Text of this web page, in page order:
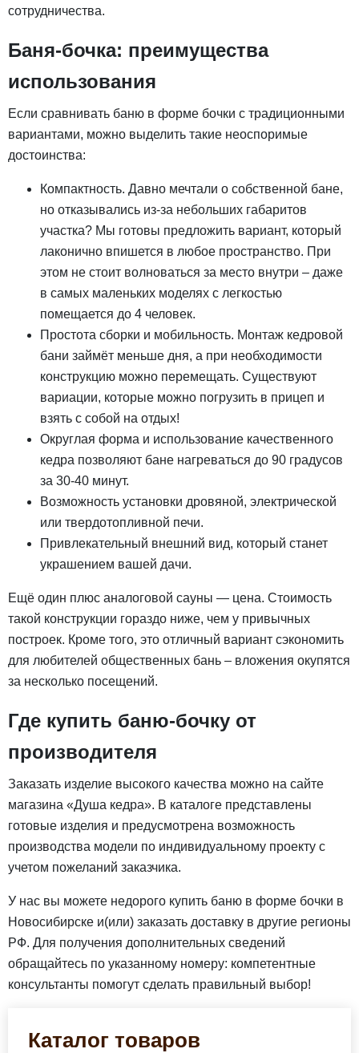
Каталог товаров
сотрудничества.
Баня-бочка: преимущества
использования
Если сравнивать баню в форме бочки с традиционными
вариантами, можно выделить такие неоспоримые
достоинства:
Компактность. Давно мечтали о собственной бане,
но отказывались из-за небольших габаритов
участка? Мы готовы предложить вариант, который
лаконично впишется в любое пространство. При
этом не стоит волноваться за место внутри – даже
в самых маленьких моделях с легкостью
помещается до 4 человек.
Простота сборки и мобильность. Монтаж кедровой
бани займёт меньше дня, а при необходимости
конструкцию можно перемещать. Существуют
вариации, которые можно погрузить в прицеп и
взять с собой на отдых!
Округлая форма и использование качественного
кедра позволяют бане нагреваться до 90 градусов
за 30-40 минут.
Возможность установки дровяной, электрической
или твердотопливной печи.
Привлекательный внешний вид, который станет
украшением вашей дачи.
Ещё один плюс аналоговой сауны — цена. Стоимость
такой конструкции гораздо ниже, чем у привычных
построек. Кроме того, это отличный вариант сэкономить
для любителей общественных бань – вложения окупятся
за несколько посещений.
Где купить баню-бочку от
производителя
Заказать изделие высокого качества можно на сайте
магазина «Душа кедра». В каталоге представлены
готовые изделия и предусмотрена возможность
производства модели по индивидуальному проекту с
учетом пожеланий заказчика.
У нас вы можете недорого купить баню в форме бочки в
Новосибирске и(или) заказать доставку в другие регионы
РФ. Для получения дополнительных сведений
обращайтесь по указанному номеру: компетентные
консультанты помогут сделать правильный выбор!